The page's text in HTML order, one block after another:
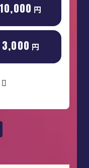
10,000 円
3,000 円